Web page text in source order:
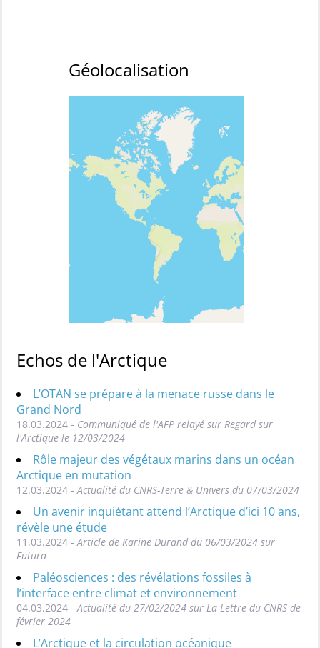
Géolocalisation
Echos de l'Arctique
L’OTAN se prépare à la menace russe dans le
Grand Nord
18.03.2024 - Communiqué de l'AFP relayé sur Regard sur
l'Arctique le 12/03/2024
Rôle majeur des végétaux marins dans un océan
Arctique en mutation
12.03.2024 - Actualité du CNRS-Terre & Univers du 07/03/2024
Un avenir inquiétant attend l’Arctique d’ici 10 ans,
révèle une étude
11.03.2024 - Article de Karine Durand du 06/03/2024 sur
Futura
Paléosciences : des révélations fossiles à
l’interface entre climat et environnement
04.03.2024 - Actualité du 27/02/2024 sur La Lettre du CNRS de
février 2024
L’Arctique et la circulation océanique